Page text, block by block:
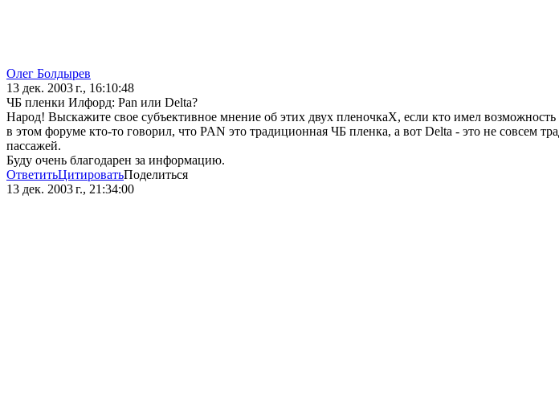
Олег Болдырев
13 дек. 2003 г., 16:10:48
ЧБ пленки Илфорд: Pan или Delta?
Народ! Выскажите свое субъективное мнение об этих двух пленочкаХ, если кто имел
в этом форуме кто-то говорил, что PAN это традиционная ЧБ пленка, а вот Delta - это не совсем
пассажей.
Буду очень благодарен за информацию.
ОтветитьЦитироватьПоделиться
13 дек. 2003 г., 21:34:00